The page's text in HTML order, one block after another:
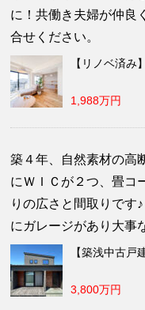
に！共働き夫婦が仲
合せください。
【リノベ済み
1,988万円
築４年、自然素材の高
にＷＩＣが２つ、畳コ
りの広さと間取りで
にガレージがあり大事
【築浅中古戸
3,800万円